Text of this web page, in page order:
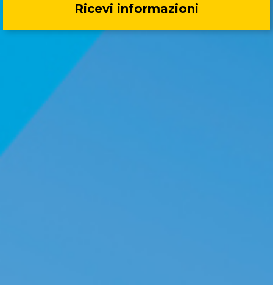
Ricevi informazioni